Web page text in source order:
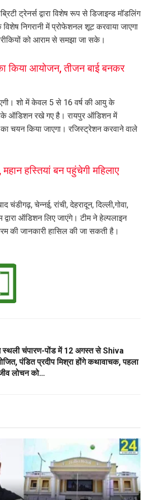
ट्रेनर्स द्वारा विशेष रूप से डिजाइन्ड मॉडलिंग
निगरानी में प्रोफेशनल शूट करवाया जाएगा
को आराम से समझा जा सके।
किया आयोजन, तीजन बाई बनकर
शो में केवल 5 से 16 वर्ष की आयु के
ऑडिशन रखे गए है। रायपुर ऑडिशन में
चयन किया जाएगा। रजिस्ट्रेशन करवाने वाले
हस्तियां बन पहुंचेगी महिलाए
चेन्नई, रांची, देहरादून, दिल्ली,गोवा,
ऑडिशन लिए जाएंगे। टीम ने हेल्पलाइन
की जानकारी हासिल की जा सकती है।
स्थली चंपारण-पोंड में 12 अगस्त से Shiva
पंडित प्रदीप मिश्रा होंगे कथावाचक, पहला
लोचन को…